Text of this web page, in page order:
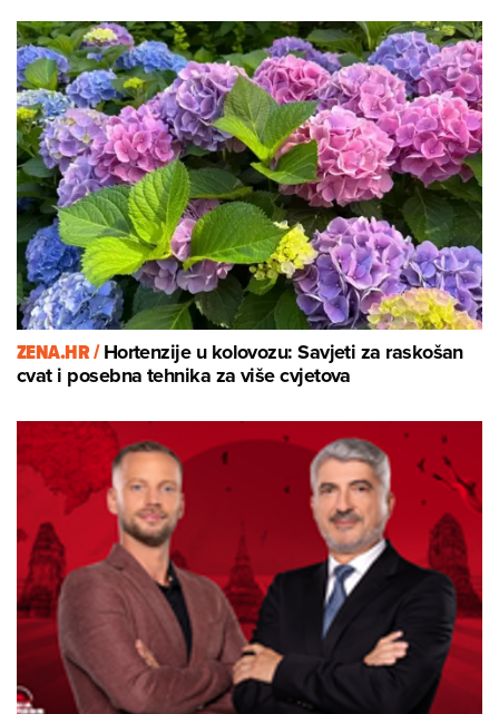
ZENA.HR /Hortenzije u kolovozu: Savjeti za raskošan
cvat i posebna tehnika za više cvjetova